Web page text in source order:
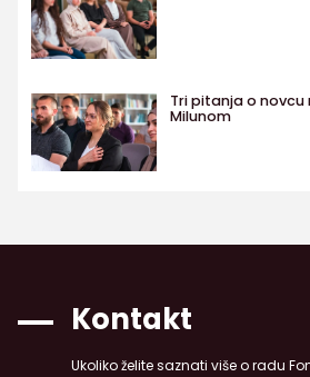
Tri pitanja o novcu
Milunom
Kontakt
Ukoliko želite saznati više o radu